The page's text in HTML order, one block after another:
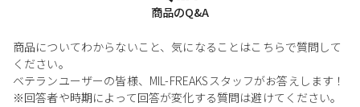
商品のQ&A
商品についてわからないこと、気になることはこちらで質問して
ください。
ベテランユーザーの皆様、MIL-FREAKSスタッフがお答えします！
※回答者や時期によって回答が変化する質問は避けてください。